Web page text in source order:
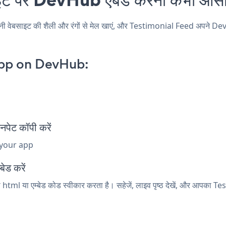
की शैली और रंगों से मेल खाएं, और Testimonial Feed अपने
on DevHub:
कॉपी करें
app
करें
या एम्बेड कोड स्वीकार करता है। सहेजें, लाइव पृष्ठ देखें, और आपका